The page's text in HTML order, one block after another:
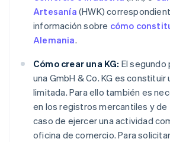
Artesanía (HWK)
información sobre cómo
Alemania.
Cómo crear una KG: El segundo
una GmbH & Co. KG es constituir
limitada. Para ello también es
en los registros mercantiles y de
caso de ejercer una actividad
oficina de comercio. Para